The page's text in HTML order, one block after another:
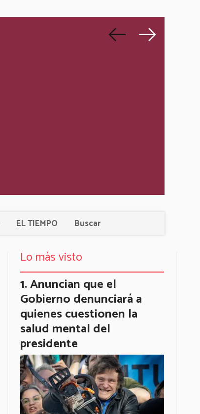
EL TIEMPO Buscar
Lo más visto
Anuncian que el
Gobierno denunciará a
quienes cuestionen la
salud mental del
presidente